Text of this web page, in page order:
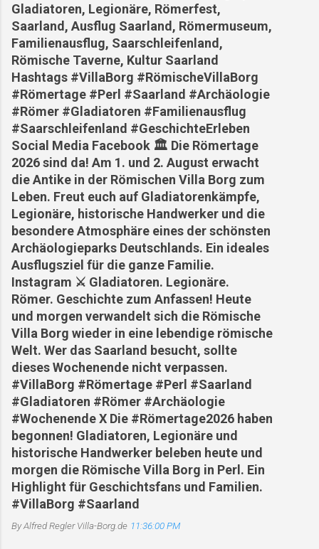
Gladiatoren, Legionäre, Römerfest,
Saarland, Ausflug Saarland, Römermuseum,
Familienausflug, Saarschleifenland,
Römische Taverne, Kultur Saarland
Hashtags #VillaBorg #RömischeVillaBorg
#Römertage #Perl #Saarland #Archäologie
#Römer #Gladiatoren #Familienausflug
#Saarschleifenland #GeschichteErleben
Social Media Facebook 🏛️ Die Römertage
2026 sind da! Am 1. und 2. August erwacht
die Antike in der Römischen Villa Borg zum
Leben. Freut euch auf Gladiatorenkämpfe,
Legionäre, historische Handwerker und die
besondere Atmosphäre eines der schönsten
Archäologieparks Deutschlands. Ein ideales
Ausflugsziel für die ganze Familie.
Instagram ⚔️ Gladiatoren. Legionäre.
Römer. Geschichte zum Anfassen! Heute
und morgen verwandelt sich die Römische
Villa Borg wieder in eine lebendige römische
Welt. Wer das Saarland besucht, sollte
dieses Wochenende nicht verpassen.
#VillaBorg #Römertage #Perl #Saarland
#Gladiatoren #Römer #Archäologie
#Wochenende X Die #Römertage2026 haben
begonnen! Gladiatoren, Legionäre und
historische Handwerker beleben heute und
morgen die Römische Villa Borg in Perl. Ein
Highlight für Geschichtsfans und Familien.
#VillaBorg #Saarland
By Alfred ReglerVilla-Borg.de 11:36:00 PM